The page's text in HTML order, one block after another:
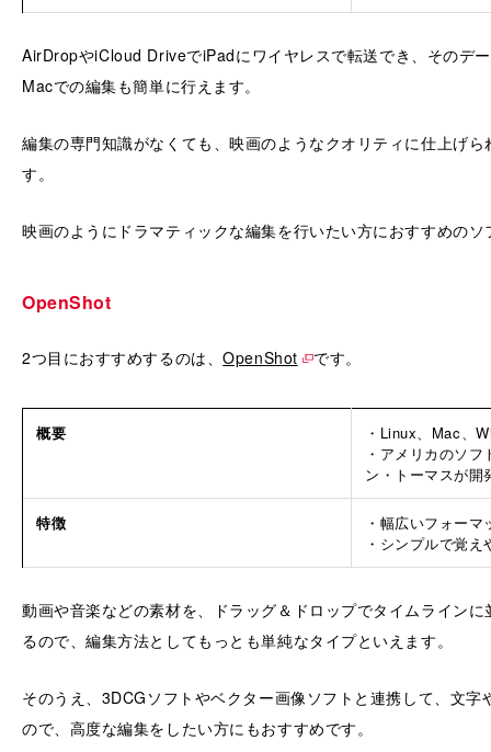
AirDropやiCloud DriveでiPadにワイヤレスで転送でき、そのデ
Macでの編集も簡単に行えます。
編集の専門知識がなくても、映画のようなクオリティに仕上げ
す。
映画のようにドラマティックな編集を行いたい方におすすめの
OpenShot
2つ目におすすめするのは、OpenShot です。
概要
・Linux、Mac、
・アメリカのソ
ン・トーマスが開
特徴
・幅広いフォーマ
・シンプルで覚
動画や音楽などの素材を、ドラッグ＆ドロップでタイムライン
るので、編集方法としてもっとも単純なタイプといえます。
そのうえ、3DCGソフトやベクター画像ソフトと連携して、文字
ので、高度な編集をしたい方にもおすすめです。